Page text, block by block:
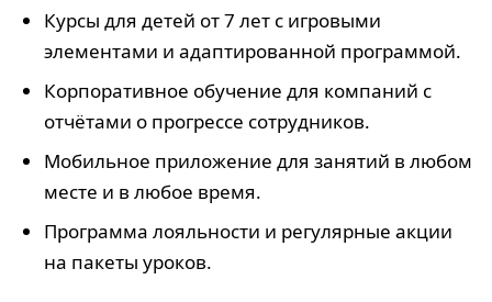
Курсы для детей от 7 лет с игровыми
элементами и адаптированной программой.
Корпоративное обучение для компаний с
отчётами о прогрессе сотрудников.
Мобильное приложение для занятий в любом
месте и в любое время.
Программа лояльности и регулярные акции
на пакеты уроков.